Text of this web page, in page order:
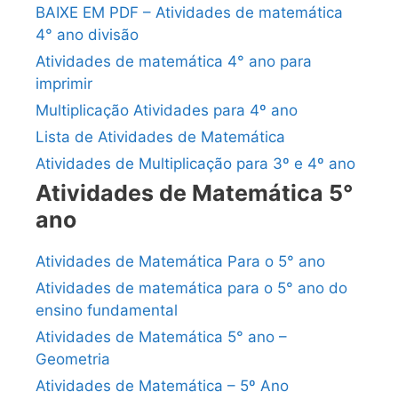
BAIXE EM PDF – Atividades de matemática
4° ano divisão
Atividades de matemática 4° ano para
imprimir
Multiplicação Atividades para 4º ano
Lista de Atividades de Matemática
Atividades de Multiplicação para 3º e 4º ano
Atividades de Matemática 5°
ano
Atividades de Matemática Para o 5° ano
Atividades de matemática para o 5° ano do
ensino fundamental
Atividades de Matemática 5° ano –
Geometria
Atividades de Matemática – 5º Ano